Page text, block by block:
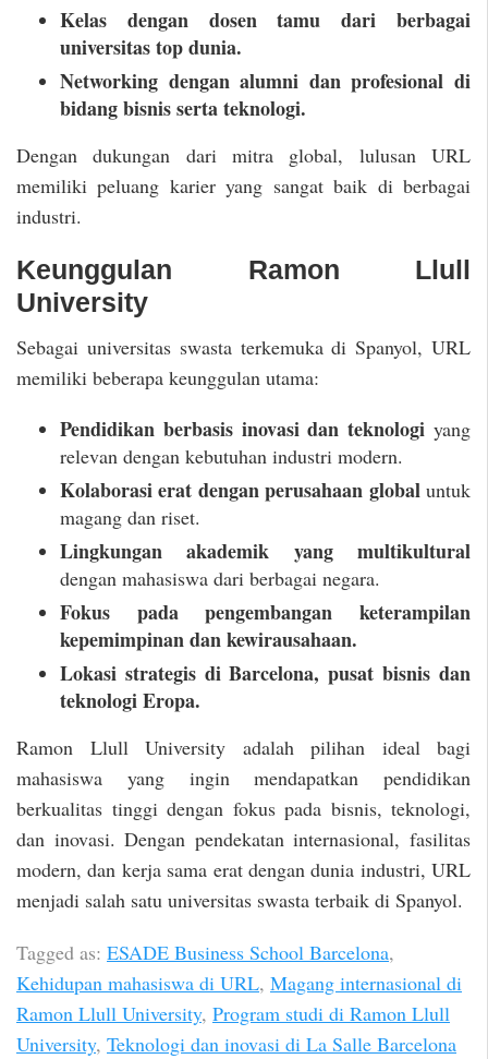
Kelas dengan dosen tamu dari berbagai
universitas top dunia.
Networking dengan alumni dan profesional di
bidang bisnis serta teknologi.
Dengan dukungan dari mitra global, lulusan URL
memiliki peluang karier yang sangat baik di berbagai
industri.
Keunggulan Ramon Llull
University
Sebagai universitas swasta terkemuka di Spanyol, URL
memiliki beberapa keunggulan utama:
Pendidikan berbasis inovasi dan teknologi yang
relevan dengan kebutuhan industri modern.
Kolaborasi erat dengan perusahaan global untuk
magang dan riset.
Lingkungan akademik yang multikultural
dengan mahasiswa dari berbagai negara.
Fokus pada pengembangan keterampilan
kepemimpinan dan kewirausahaan.
Lokasi strategis di Barcelona, pusat bisnis dan
teknologi Eropa.
Ramon Llull University adalah pilihan ideal bagi
mahasiswa yang ingin mendapatkan pendidikan
berkualitas tinggi dengan fokus pada bisnis, teknologi,
dan inovasi. Dengan pendekatan internasional, fasilitas
modern, dan kerja sama erat dengan dunia industri, URL
menjadi salah satu universitas swasta terbaik di Spanyol.
Tagged as: ESADE Business School Barcelona,
Kehidupan mahasiswa di URL, Magang internasional di
Ramon Llull University, Program studi di Ramon Llull
University, Teknologi dan inovasi di La Salle Barcelona